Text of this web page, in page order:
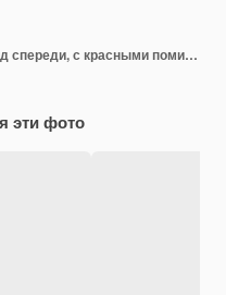
Пицца с пряными грибами, вид спереди, с красными помидорами, болгарским перцем, оливками и грибами, нарезанными внутри с яйцами на темноте
эти фото